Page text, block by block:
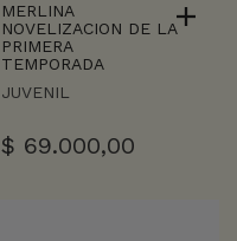
MERLINA
NOVELIZACION DE LA
PRIMERA
TEMPORADA
JUVENIL
$ 69.000,00